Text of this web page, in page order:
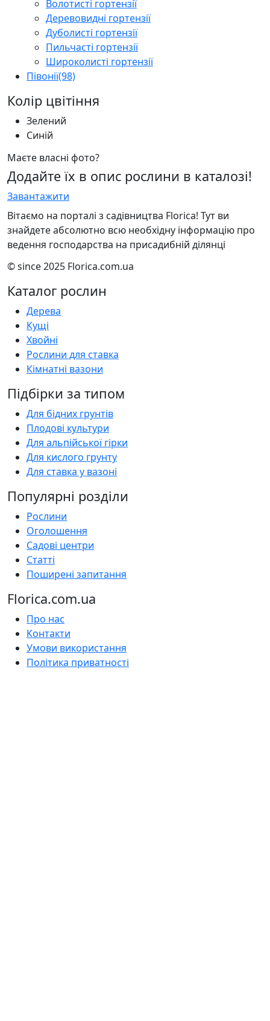
Волотисті гортензії
Деревовидні гортензії
Дуболисті гортензії
Пильчасті гортензії
Широколисті гортензії
Півонії(98)
Колір цвітіння
Зелений
Синій
Маєте власні фото?
Додайте їх в опис рослини в каталозі!
Завантажити
Вітаємо на порталі з садівництва Florica! Тут ви
знайдете абсолютно всю необхідну інформацію про
ведення господарства на присадибній ділянці
© since 2025 Florica.com.ua
Каталог рослин
Дерева
Кущі
Хвойні
Рослини для ставка
Кімнатні вазони
Підбірки за типом
Для бідних грунтів
Плодові культури
Для альпійської гірки
Для кислого грунту
Для ставка у вазоні
Популярні розділи
Рослини
Оголошення
Садові центри
Статті
Поширені запитання
Florica.com.ua
Про нас
Контакти
Умови використання
Політика приватності